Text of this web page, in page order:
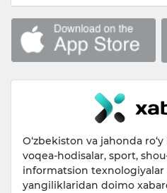
O‘zbekiston va jahonda
voqea-hodisalar, sport,
informatsion texnologiyalar
yangiliklaridan doimo